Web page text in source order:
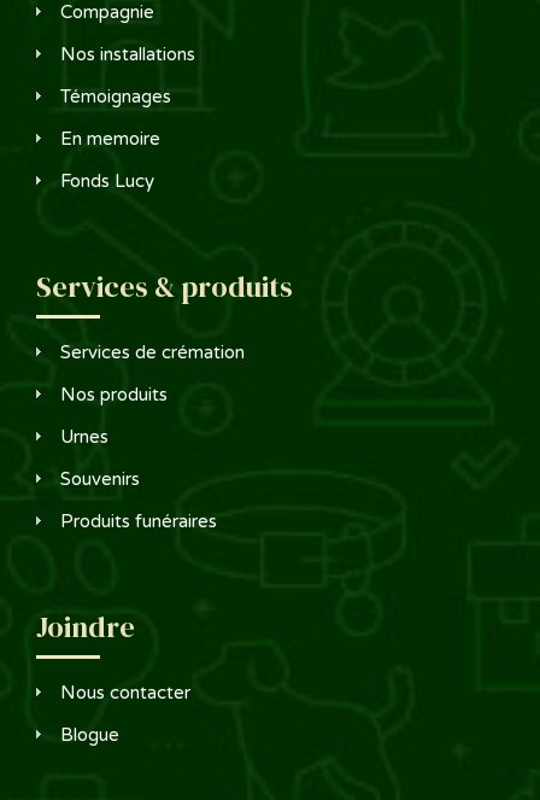
Compagnie
Nos installations
Témoignages
En memoire
Fonds Lucy
Services & produits
Services de crémation
Nos produits
Urnes
Souvenirs
Produits funéraires
Joindre
Nous contacter
Blogue